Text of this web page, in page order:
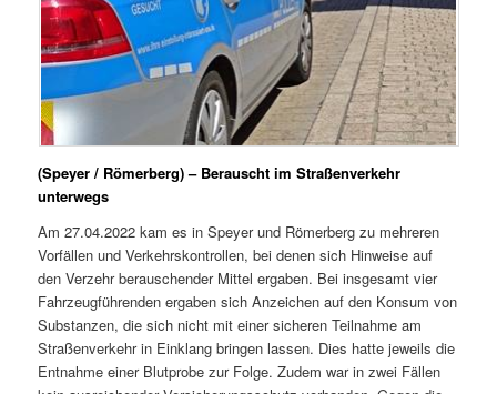
(Speyer / Römerberg) – Berauscht im Straßenverkehr
unterwegs
Am 27.04.2022 kam es in Speyer und Römerberg zu mehreren
Vorfällen und Verkehrskontrollen, bei denen sich Hinweise auf
den Verzehr berauschender Mittel ergaben. Bei insgesamt vier
Fahrzeugführenden ergaben sich Anzeichen auf den Konsum von
Substanzen, die sich nicht mit einer sicheren Teilnahme am
Straßenverkehr in Einklang bringen lassen. Dies hatte jeweils die
Entnahme einer Blutprobe zur Folge. Zudem war in zwei Fällen